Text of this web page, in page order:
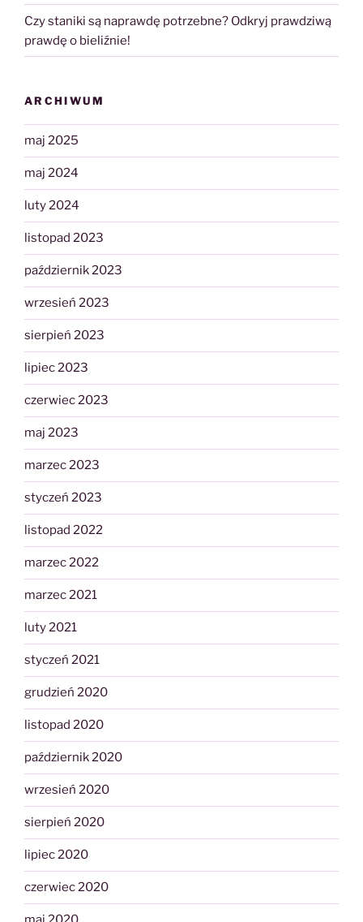
Czy staniki są naprawdę potrzebne? Odkryj prawdziwą
prawdę o bieliźnie!
ARCHIWUM
maj 2025
maj 2024
luty 2024
listopad 2023
październik 2023
wrzesień 2023
sierpień 2023
lipiec 2023
czerwiec 2023
maj 2023
marzec 2023
styczeń 2023
listopad 2022
marzec 2022
marzec 2021
luty 2021
styczeń 2021
grudzień 2020
listopad 2020
październik 2020
wrzesień 2020
sierpień 2020
lipiec 2020
czerwiec 2020